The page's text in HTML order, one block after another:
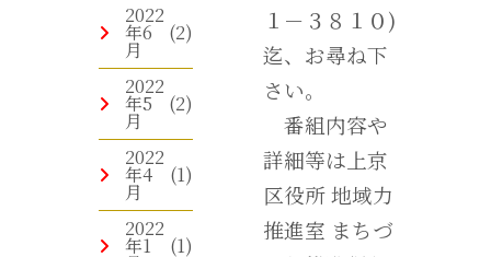
2022
年6
月
(2)
2022
年5
月
(2)
2022
年4
月
(1)
2022
年1 (1)
１－３８１０)
迄、お尋ね下
さい。
番組内容や
詳細等は上京
区役所 地域力
推進室 まちづ